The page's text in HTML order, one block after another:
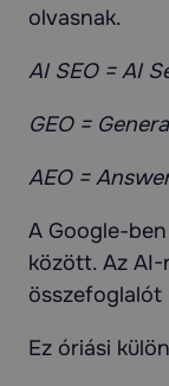
olvasnak.
AI SEO = AI
GEO =
AEO =
A Google-
között. Az
összefoglalót
Ez óriási